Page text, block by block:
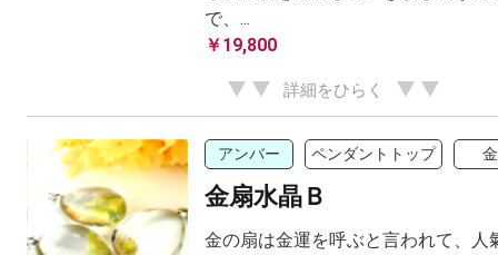
で、...
￥19,800
詳細をひらく
アンバー ペンダントトップ
金扇水晶Ｂ
金の扇は金運を呼ぶと言われて、人